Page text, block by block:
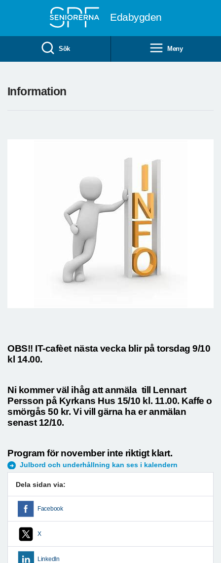
Edabygden
Sök Meny
Information
OBS!! IT-cafèet nästa vecka blir på torsdag 9/10
kl 14.00.
Ni kommer väl ihåg att anmäla till Lennart
Persson på Kyrkans Hus 15/10 kl. 11.00. Kaffe o
smörgås 50 kr. Vi vill gärna ha er anmälan
senast 12/10.
Program för november inte riktigt klart.
Julbord och underhållning kan ses i kalendern
Dela sidan via:
Facebook
X
LinkedIn